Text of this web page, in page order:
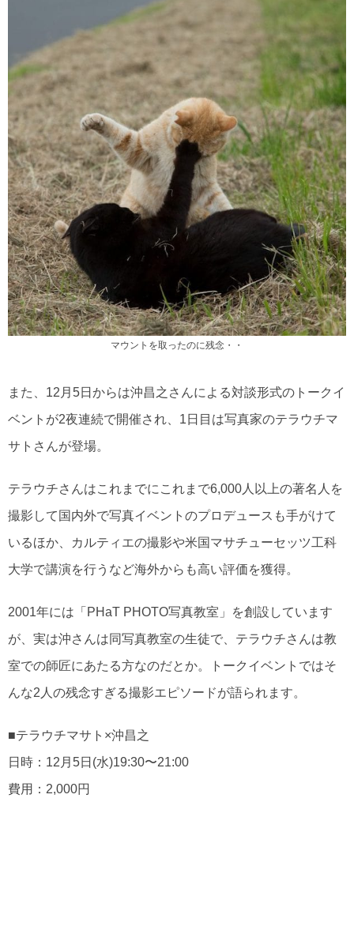
マウントを取ったのに残念・・
また、12月5日からは沖昌之さんによる対談形式のトークイ
ベントが2夜連続で開催され、1日目は写真家のテラウチマ
サトさんが登場。
テラウチさんはこれまでにこれまで6,000人以上の著名人を
撮影して国内外で写真イベントのプロデュースも手がけて
いるほか、カルティエの撮影や米国マサチューセッツ工科
大学で講演を行うなど海外からも高い評価を獲得。
2001年には「PHaT PHOTO写真教室」を創設しています
が、実は沖さんは同写真教室の生徒で、テラウチさんは教
室での師匠にあたる方なのだとか。トークイベントではそ
んな2人の残念すぎる撮影エピソードが語られます。
■テラウチマサト×沖昌之
日時：12月5日(水)19:30〜21:00
費用：2,000円